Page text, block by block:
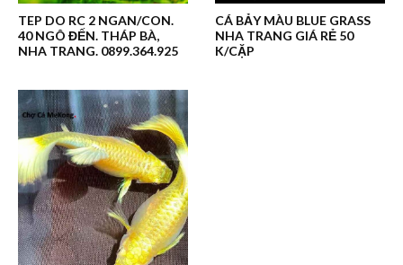
TEP DO RC 2 NGAN/CON.
40 NGÔ ĐẾN. THÁP BÀ,
NHA TRANG. 0899.364.925
CÁ BẢY MÀU BLUE GRASS
NHA TRANG GIÁ RẺ 50
K/CẶP